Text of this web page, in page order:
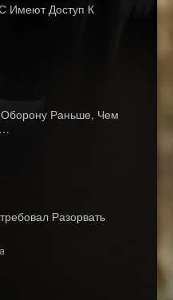
Имеют Доступ К
Раньше, Чем
Разорвать